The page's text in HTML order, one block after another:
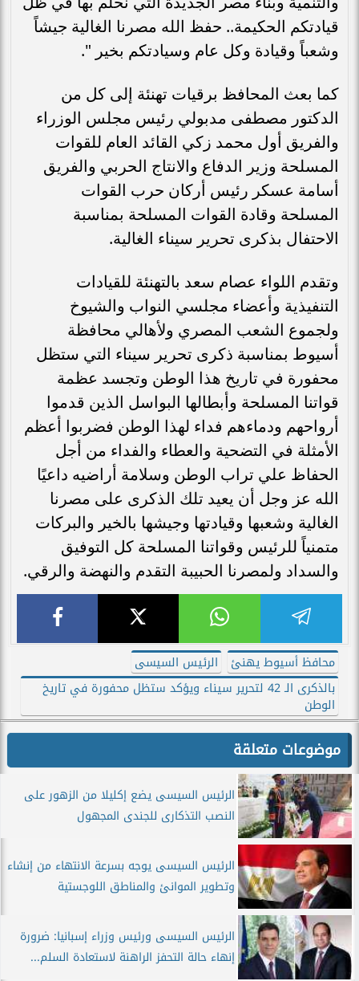
قيادتكم الحكيمة.. حفظ الله مصرنا الغالية جيشاً
وشعباً وقيادة وكل عام وسيادتكم بخير ".
كما بعث المحافظ برقيات تهنئة إلى كل من
الدكتور مصطفى مدبولي رئيس مجلس الوزراء
والفريق أول محمد زكي القائد العام للقوات
المسلحة وزير الدفاع والانتاج الحربي والفريق
أسامة عسكر رئيس أركان حرب القوات
المسلحة وقادة القوات المسلحة بمناسبة
الاحتفال بذكرى تحرير سيناء الغالية.
وتقدم اللواء عصام سعد بالتهنئة للقيادات
التنفيذية وأعضاء مجلسي النواب والشيوخ
ولجموع الشعب المصري ولأهالي محافظة
أسيوط بمناسبة ذكرى تحرير سيناء التي ستظل
محفورة في تاريخ هذا الوطن وتجسد عظمة
قواتنا المسلحة وأبطالها البواسل الذين قدموا
أرواحهم ودماءهم فداء لهذا الوطن فضربوا أعظم
الأمثلة في التضحية والعطاء والفداء من أجل
الحفاظ علي تراب الوطن وسلامة أراضيه داعيًا
الله عز وجل أن يعيد تلك الذكرى على مصرنا
الغالية وشعبها وقيادتها وجيشها بالخير والبركات
متمنياً للرئيس وقواتنا المسلحة كل التوفيق
والسداد ولمصرنا الحبيبة التقدم والنهضة والرقي.
محافظ أسيوط يهنئ
الرئيس السيسى
بالذكرى الـ 42 لتحرير سيناء ويؤكد ستظل محفورة في تاريخ
الوطن
موضوعات متعلقة
الرئيس السيسى يضع إكليلا من الزهور على
النصب التذكارى للجندى المجهول
الرئيس السيسى يوجه بسرعة الانتهاء من إنشاء
وتطوير الموانئ والمناطق اللوجستية
الرئيس السيسى ورئيس وزراء إسبانيا: ضرورة
إنهاء حالة التحفز الراهنة لاستعادة السلم...